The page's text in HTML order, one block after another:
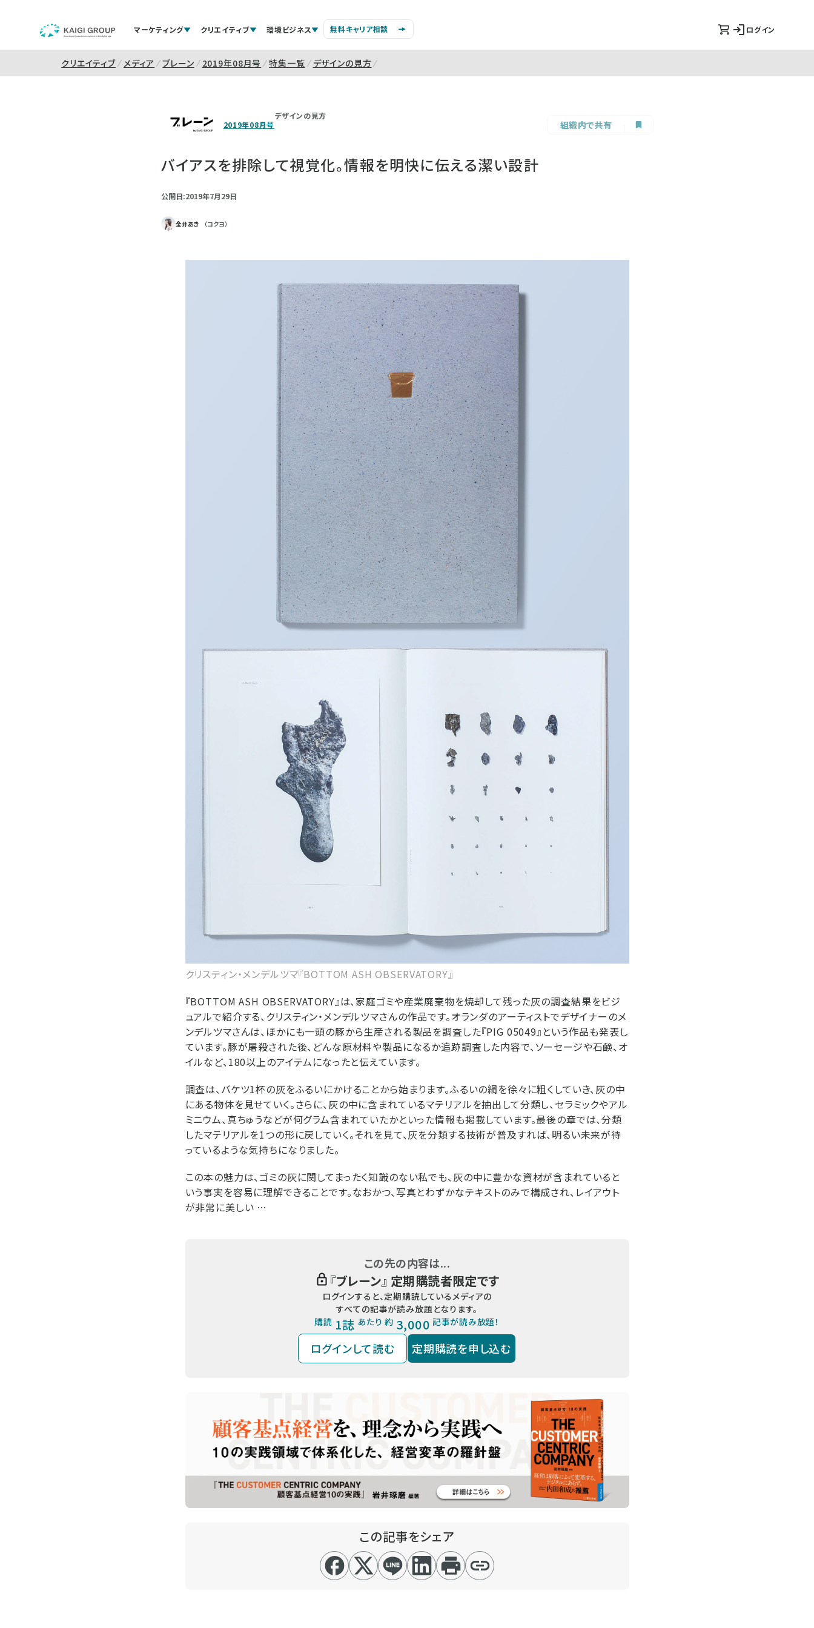
マーケティング クリエイティブ 環境ビジネス 無料キャリア相談 ログイン
クリエイティブ メディア ブレーン 2019年08月号 特集一覧 デザインの見方
2019年08月号
デザインの見方
組織内で共有
バイアスを排除して視覚化。情報を明快に伝える潔い設計
公開日:2019年7月29日
金井あき （コクヨ）
クリスティン・メンデルツマ『BOTTOM ASH OBSERVATORY』
『BOTTOM ASH OBSERVATORY』は、家庭ゴミや産業廃棄物を焼却して残った灰の調査結果をビジ
ュアルで紹介する、クリスティン・メンデルツマさんの作品です。オランダのアーティストでデザイナーのメ
ンデルツマさんは、ほかにも一頭の豚から生産される製品を調査した『PIG 05049』という作品も発表し
ています。豚が屠殺された後、どんな原材料や製品になるか追跡調査した内容で、ソーセージや石鹸、オ
イルなど、180以上のアイテムになったと伝えています。
調査は、バケツ1杯の灰をふるいにかけることから始まります。ふるいの網を徐々に粗くしていき、灰の中
にある物体を見せていく。さらに、灰の中に含まれているマテリアルを抽出して分類し、セラミックやアル
ミニウム、真ちゅうなどが何グラム含まれていたかといった情報も掲載しています。最後の章では、分類
したマテリアルを1つの形に戻していく。それを見て、灰を分類する技術が普及すれば、明るい未来が待
っているような気持ちになりました。
この本の魅力は、ゴミの灰に関してまったく知識のない私でも、灰の中に豊かな資材が含まれていると
いう事実を容易に理解できることです。なおかつ、写真とわずかなテキストのみで構成され、レイアウト
が非常に美しい …
この先の内容は...
『ブレーン』 定期購読者限定です
ログインすると、定期購読しているメディアの
すべての記事が読み放題となります。
購読 1誌 あたり 約 3,000 記事が読み放題！
ログインして読む 定期購読を申し込む
この記事をシェア